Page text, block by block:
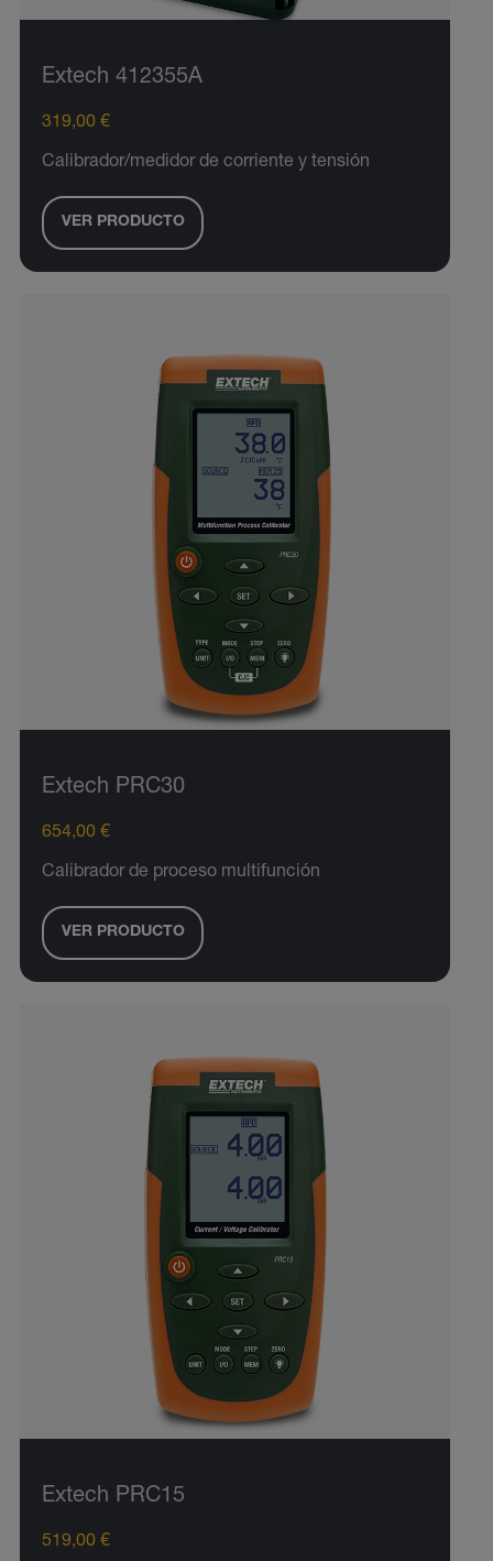
Extech 412355A
319,00 €
Calibrador/medidor de corriente y tensión
VER PRODUCTO
Extech PRC30
654,00 €
Calibrador de proceso multifunción
VER PRODUCTO
Extech PRC15
519,00 €